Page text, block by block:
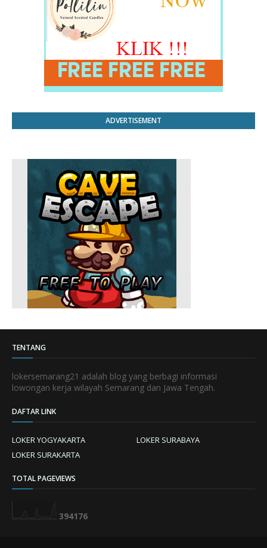
ADVERTISEMENT
TENTANG
lokersemarang21 adalah blog yang berbagi informasi
lowongan kerja wilayah Semarang dan Jawa Tengah.
DAFTAR LINK
LOKER YOGYAKARTA
LOKER SURABAYA
LOKER SURAKARTA
TOTAL PAGEVIEWS
394176